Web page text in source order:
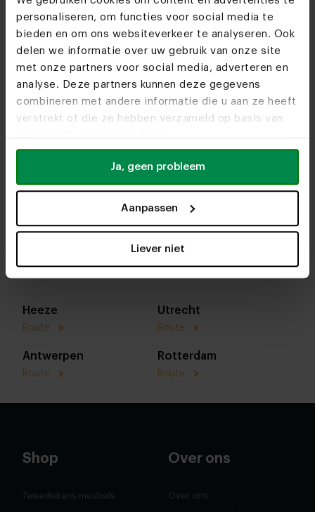
personaliseren, om functies voor social media te
bieden en om ons websiteverkeer te analyseren. Ook
delen we informatie over uw gebruik van onze site
met onze partners voor social media, adverteren en
analyse. Deze partners kunnen deze gegevens
combineren met andere informatie die u aan ze heeft
verstrekt of die ze hebben verzameld op basis van
Ja, geen probleem
Aanpassen
Liever niet
In onze woonwinkels kun je altijd terecht voor
interieuradvies, stof- en kleurstalen of om je favo
designs te bekijken. We helpen je graag bij het
samenstellen van jouw meubel. Tot snel!
Heeze
Route
Utrecht
Route
Antwerpen
Route
Rotterdam
Route
Shop
Tweedekans meubels
Over ons
Over ons